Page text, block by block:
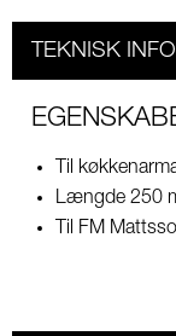
TEKNISK
Til
Længde 250
Til FM